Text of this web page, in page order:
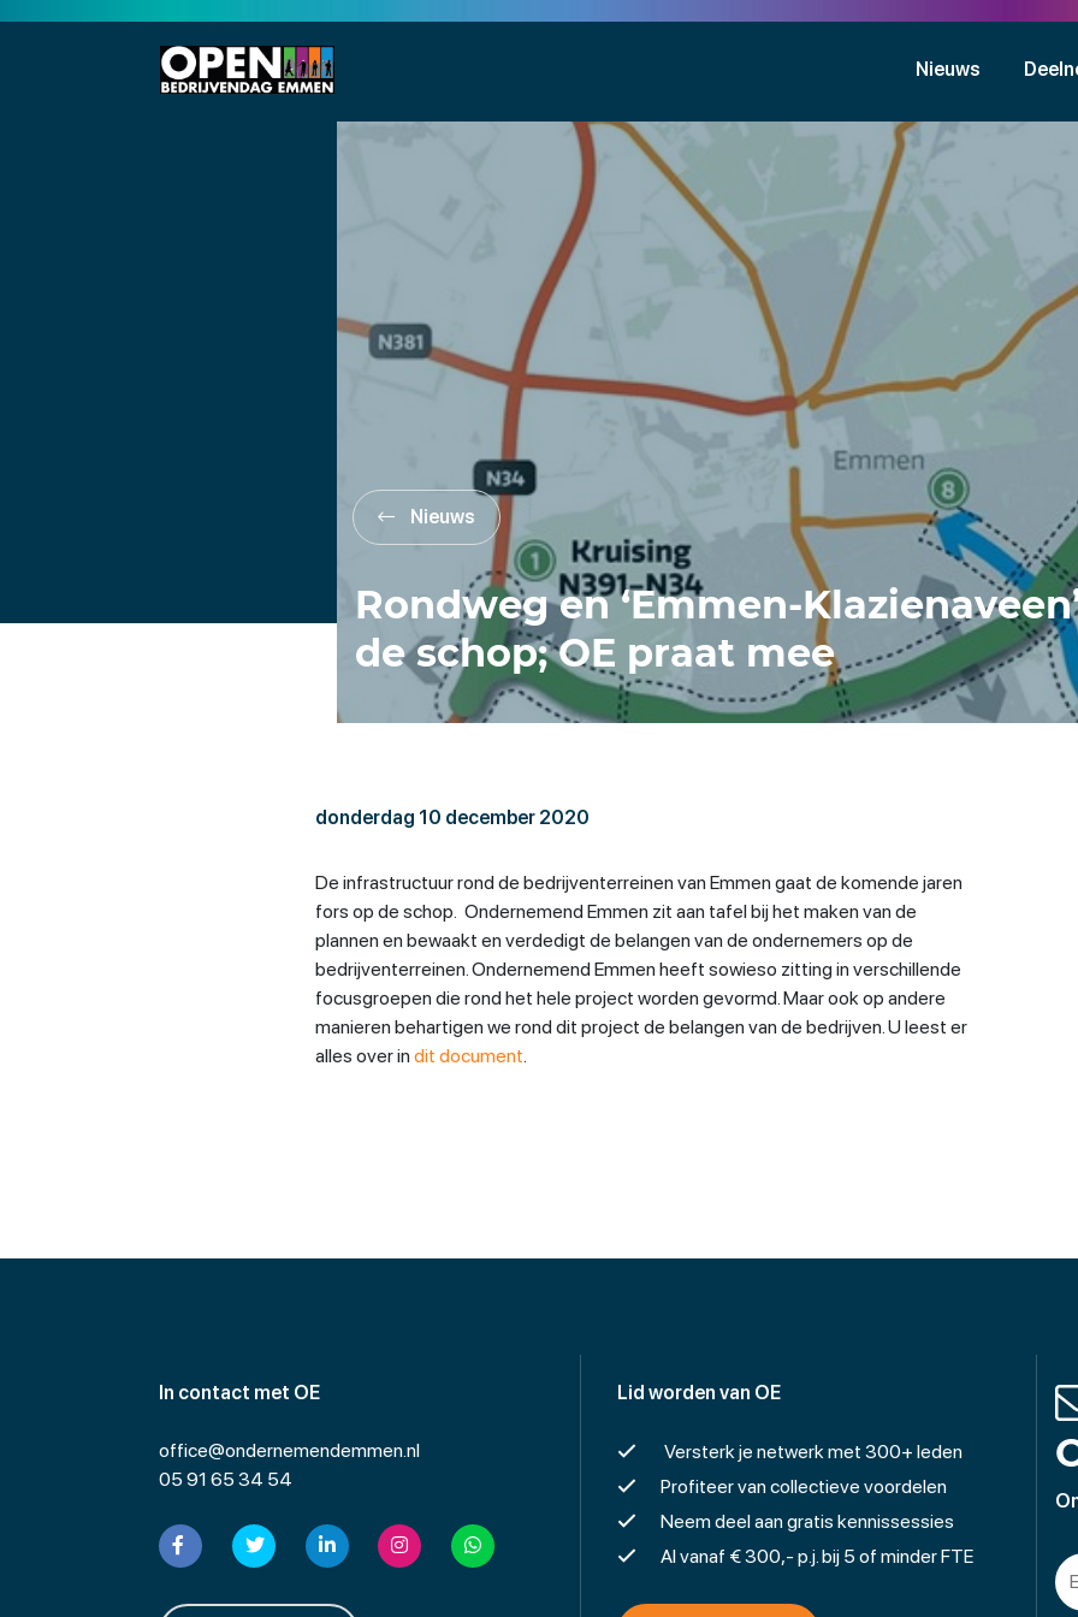
Nieuws
Nieuws
Rondweg en ‘Emmen-
de schop; OE praat mee
donderdag 10 december 2020
De infrastructuur rond de bedrijventerreinen van Emmen gaat de komende jaren
fors op de schop. Ondernemend Emmen zit aan tafel bij het maken van de
plannen en bewaakt en verdedigt de belangen van de ondernemers op de
bedrijventerreinen. Ondernemend Emmen heeft sowieso zitting in verschillende
focusgroepen die rond het hele project worden gevormd. Maar ook op andere
manieren behartigen we rond dit project de belangen van de bedrijven. U leest er
alles over in dit document.
In contact met OE
office@ondernemendemmen.nl
05 91 65 34 54
Lid worden van OE
Versterk je netwerk met 300+ leden
Profiteer van collectieve voordelen
Neem deel aan gratis kennissessies
Al vanaf € 300,- p.j. bij 5 of minder FTE